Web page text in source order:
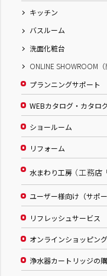
キッチン
バスルーム
洗面化粧台
ONLINE SHOWROOM（
プランニングサポート
WEBカタログ・カタロ
ショールーム
リフォーム
水まわり工房 （工務店
ユーザー様向け（サポ
リフレッシュサービス
オンラインショッピング
浄水器カートリッジの